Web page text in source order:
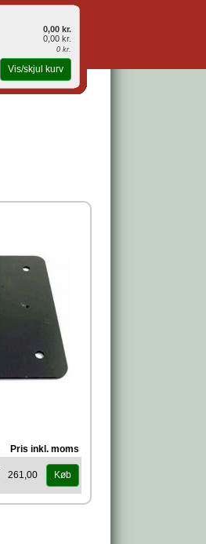
Pris inkl. moms
261,00 Køb
0,00 kr.
0,00 kr.
0 kr.
Vis/skjul kurv